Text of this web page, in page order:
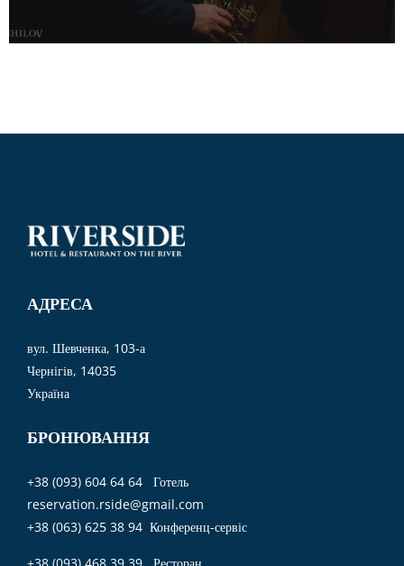
АДРЕСА
вул. Шевченка, 103-а
Чернігів, 14035
Україна
БРОНЮВАННЯ
+38 (093) 604 64 64 Готель
reservation.rside@gmail.com
+38 (063) 625 38 94 Конференц-сервіс
+38 (093) 468 39 39 Ресторан